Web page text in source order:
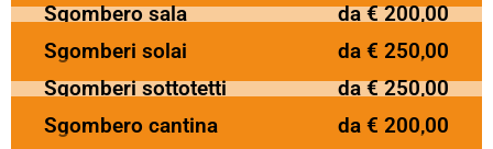
Sgombero sala
da € 200,00
Sgomberi solai
da € 250,00
Sgomberi sottotetti
da € 250,00
Sgombero cantina
da € 200,00